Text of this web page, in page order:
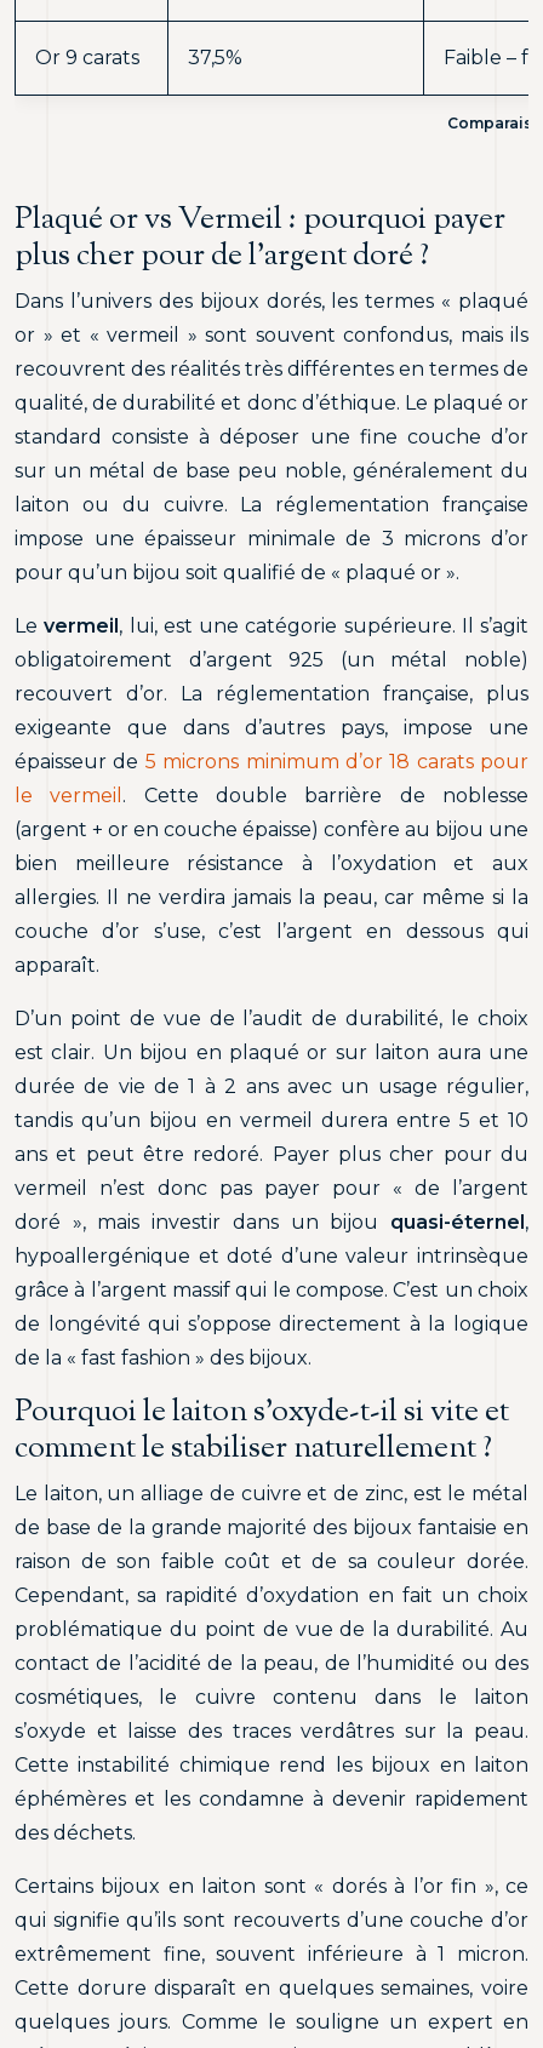
Or 9 carats 37,5% Faible –
Plaqué or vs Vermeil : pourquoi payer
plus cher pour de l’argent doré ?
Dans l’univers des bijoux dorés, les termes « plaqué
or » et « vermeil » sont souvent confondus, mais ils
recouvrent des réalités très différentes en termes de
qualité, de durabilité et donc d’éthique. Le plaqué or
standard consiste à déposer une fine couche d’or
sur un métal de base peu noble, généralement du
laiton ou du cuivre. La réglementation française
impose une épaisseur minimale de 3 microns d’or
pour qu’un bijou soit qualifié de « plaqué or ».
Levermeil , lui, est une catégorie supérieure. Il s’agit
obligatoirement d’argent 925 (un métal noble)
recouvert d’or. La réglementation française, plus
exigeante que dans d’autres pays, impose une
épaisseur de 5 microns minimum d’or 18 carats pour
le vermeil . Cette double barrière de noblesse
(argent + or en couche épaisse) confère au bijou une
bien meilleure résistance à l’oxydation et aux
allergies. Il ne verdira jamais la peau, car même si la
couche d’or s’use, c’est l’argent en dessous qui
apparaît.
D’un point de vue de l’audit de durabilité, le choix
est clair. Un bijou en plaqué or sur laiton aura une
durée de vie de 1 à 2 ans avec un usage régulier,
tandis qu’un bijou en vermeil durera entre 5 et 10
ans et peut être redoré. Payer plus cher pour du
vermeil n’est donc pas payer pour « de l’argent
doré », mais investir dans un bijou quasi-éternel ,
hypoallergénique et doté d’une valeur intrinsèque
grâce à l’argent massif qui le compose. C’est un choix
de longévité qui s’oppose directement à la logique
de la « fast fashion » des bijoux.
Pourquoi le laiton s’oxyde-t-il si vite et
comment le stabiliser naturellement ?
Le laiton, un alliage de cuivre et de zinc, est le métal
de base de la grande majorité des bijoux fantaisie en
raison de son faible coût et de sa couleur dorée.
Cependant, sa rapidité d’oxydation en fait un choix
problématique du point de vue de la durabilité. Au
contact de l’acidité de la peau, de l’humidité ou des
cosmétiques, le cuivre contenu dans le laiton
s’oxyde et laisse des traces verdâtres sur la peau.
Cette instabilité chimique rend les bijoux en laiton
éphémères et les condamne à devenir rapidement
des déchets.
Certains bijoux en laiton sont « dorés à l’or fin », ce
qui signifie qu’ils sont recouverts d’une couche d’or
extrêmement fine, souvent inférieure à 1 micron.
Cette dorure disparaît en quelques semaines, voire
quelques jours. Comme le souligne un expert en